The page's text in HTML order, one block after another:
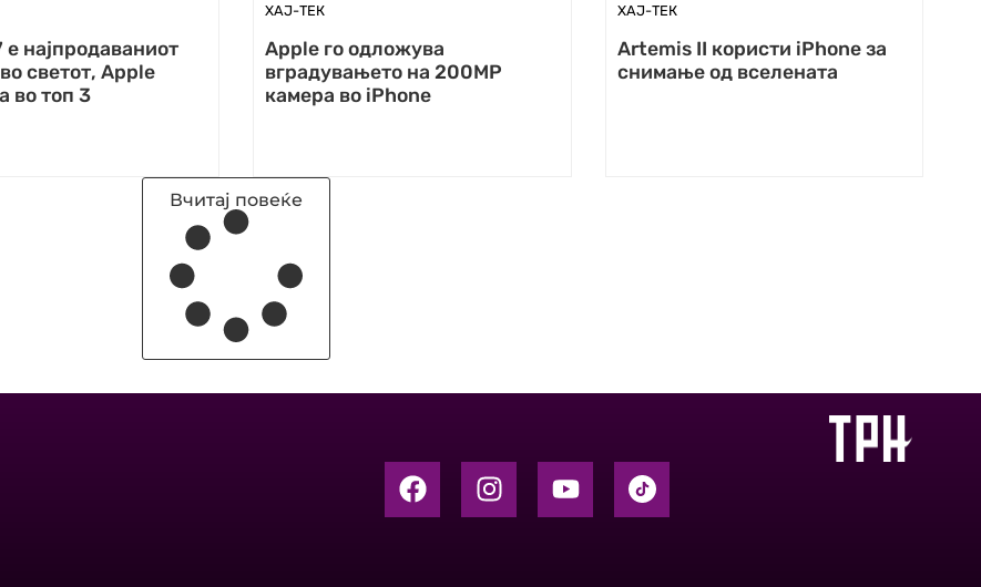
е најпродаваниот
светот, Apple
во топ 3
ХАЈ-ТЕК
Apple го одложува
вградувањето на 200MP
камера во iPhone
ХАЈ-ТЕК
Artemis II користи iPhone за
снимање од вселената
Вчитај повеќе